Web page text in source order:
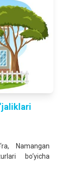
Namangan
bo‘yicha